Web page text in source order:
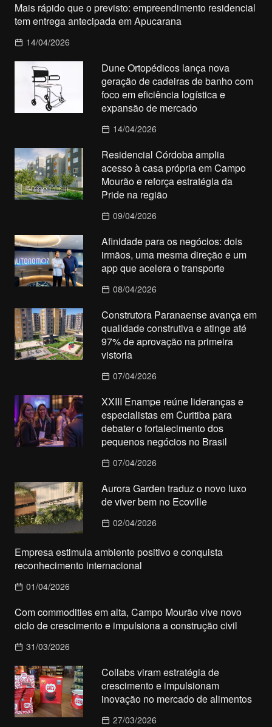
Mais rápido que o previsto: empreendimento residencial
tem entrega antecipada em Apucarana
14/04/2026
Dune Ortopédicos lança nova
geração de cadeiras de banho com
foco em eficiência logística e
expansão de mercado
14/04/2026
Residencial Córdoba amplia
acesso à casa própria em Campo
Mourão e reforça estratégia da
Pride na região
09/04/2026
Afinidade para os negócios: dois
irmãos, uma mesma direção e um
app que acelera o transporte
08/04/2026
Construtora Paranaense avança em
qualidade construtiva e atinge até
97% de aprovação na primeira
vistoria
07/04/2026
XXIII Enampe reúne lideranças e
especialistas em Curitiba para
debater o fortalecimento dos
pequenos negócios no Brasil
07/04/2026
Aurora Garden traduz o novo luxo
de viver bem no Ecoville
02/04/2026
Empresa estimula ambiente positivo e conquista
reconhecimento internacional
01/04/2026
Com commodities em alta, Campo Mourão vive novo
ciclo de crescimento e impulsiona a construção civil
31/03/2026
Collabs viram estratégia de
crescimento e impulsionam
inovação no mercado de alimentos
27/03/2026